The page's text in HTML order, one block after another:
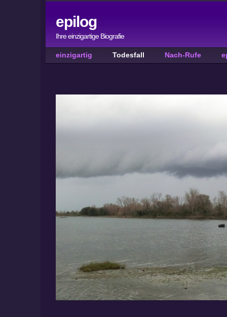
epilog
Ihre einzigartige Biografie
einzigartig Todesfall Nach-Rufe